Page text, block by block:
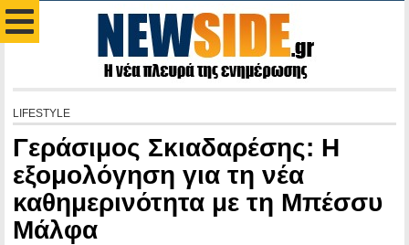
LIFESTYLE
Γεράσιμος Σκιαδαρέσης: Η
εξομολόγηση για τη νέα
καθημερινότητα με τη Μπέσσυ
Μάλφα